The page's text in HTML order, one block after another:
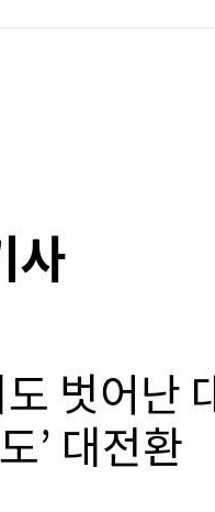
사
벗어난
’ 대전환